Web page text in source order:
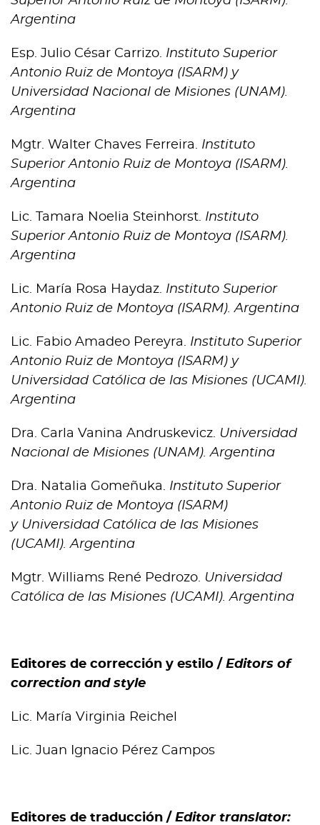
Argentina
Esp. Julio César Carrizo. Instituto Superior
Antonio Ruiz de Montoya (ISARM) y
Universidad Nacional de Misiones (UNAM).
Argentina
Mgtr. Walter Chaves Ferreira. Instituto
Superior Antonio Ruiz de Montoya (ISARM).
Argentina
Lic. Tamara Noelia Steinhorst. Instituto
Superior Antonio Ruiz de Montoya (ISARM).
Argentina
Lic. María Rosa Haydaz. Instituto Superior
Antonio Ruiz de Montoya (ISARM). Argentina
Lic. Fabio Amadeo Pereyra. Instituto Superior
Antonio Ruiz de Montoya (ISARM) y
Universidad Católica de las Misiones (UCAMI).
Argentina
Dra. Carla Vanina Andruskevicz. Universidad
Nacional de Misiones (UNAM). Argentina
Dra. Natalia Gomeñuka. Instituto Superior
Antonio Ruiz de Montoya (ISARM)
y Universidad Católica de las Misiones
(UCAMI). Argentina
Mgtr. Williams René Pedrozo. Universidad
Católica de las Misiones (UCAMI). Argentina
Editores de corrección y estilo / Editors of
correction and style
Lic. María Virginia Reichel
Lic. Juan Ignacio Pérez Campos
Editores de traducción / Editor translator: